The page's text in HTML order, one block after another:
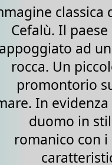
classica
Cefalù. Il paese
appoggiato ad
rocca. Un
promontorio
In
duomo in
romanico con i